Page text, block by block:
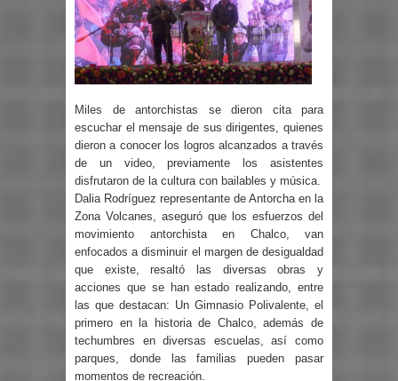
Miles de antorchistas se dieron cita para
escuchar el mensaje de sus dirigentes, quienes
dieron a conocer los logros alcanzados a través
de un video, previamente los asistentes
disfrutaron de la cultura con bailables y música.
Dalia Rodríguez representante de Antorcha en la
Zona Volcanes, aseguró que los esfuerzos del
movimiento antorchista en Chalco, van
enfocados a disminuir el margen de desigualdad
que existe, resaltó las diversas obras y
acciones que se han estado realizando, entre
las que destacan: Un Gimnasio Polivalente, el
primero en la historia de Chalco, además de
techumbres en diversas escuelas, así como
parques, donde las familias pueden pasar
momentos de recreación.